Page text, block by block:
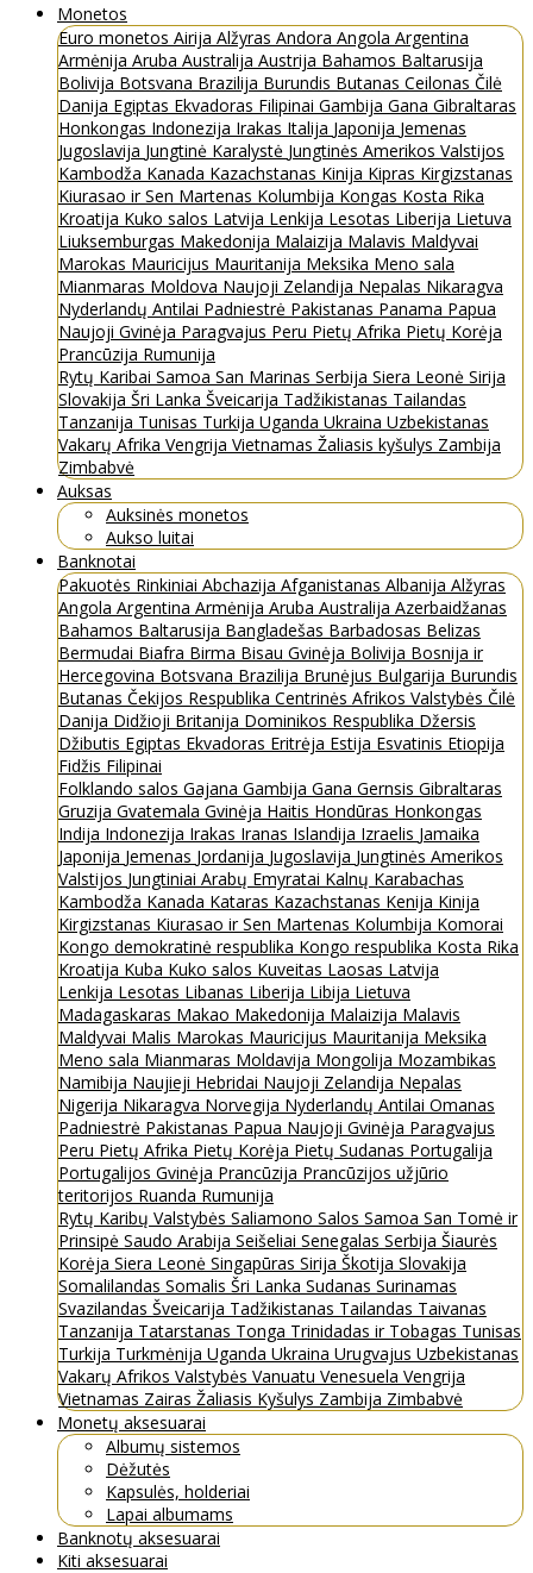
Monetos
Euro monetos Airija Alžyras Andora Angola Argentina
Armėnija Aruba Australija Austrija Bahamos Baltarusija
Bolivija Botsvana Brazilija Burundis Butanas Ceilonas Čilė
Danija Egiptas Ekvadoras Filipinai Gambija Gana Gibraltaras
Honkongas Indonezija Irakas Italija Japonija Jemenas
Jugoslavija Jungtinė Karalystė Jungtinės Amerikos Valstijos
Kambodža Kanada Kazachstanas Kinija Kipras Kirgizstanas
Kiurasao ir Sen Martenas Kolumbija Kongas Kosta Rika
Kroatija Kuko salos Latvija Lenkija Lesotas Liberija Lietuva
Liuksemburgas Makedonija Malaizija Malavis Maldyvai
Marokas Mauricijus Mauritanija Meksika Meno sala
Mianmaras Moldova Naujoji Zelandija Nepalas Nikaragva
Nyderlandų Antilai Padniestrė Pakistanas Panama Papua
Naujoji Gvinėja Paragvajus Peru Pietų Afrika Pietų Korėja
Prancūzija Rumunija
Rytų Karibai Samoa San Marinas Serbija Siera Leonė Sirija
Slovakija Šri Lanka Šveicarija Tadžikistanas Tailandas
Tanzanija Tunisas Turkija Uganda Ukraina Uzbekistanas
Vakarų Afrika Vengrija Vietnamas Žaliasis kyšulys Zambija
Zimbabvė
Auksas
Auksinės monetos
Aukso luitai
Banknotai
Pakuotės Rinkiniai Abchazija Afganistanas Albanija Alžyras
Angola Argentina Armėnija Aruba Australija Azerbaidžanas
Bahamos Baltarusija Bangladešas Barbadosas Belizas
Bermudai Biafra Birma Bisau Gvinėja Bolivija Bosnija ir
Hercegovina Botsvana Brazilija Brunėjus Bulgarija Burundis
Butanas Čekijos Respublika Centrinės Afrikos Valstybės Čilė
Danija Didžioji Britanija Dominikos Respublika Džersis
Džibutis Egiptas Ekvadoras Eritrėja Estija Esvatinis Etiopija
Fidžis Filipinai
Folklando salos Gajana Gambija Gana Gernsis Gibraltaras
Gruzija Gvatemala Gvinėja Haitis Hondūras Honkongas
Indija Indonezija Irakas Iranas Islandija Izraelis Jamaika
Japonija Jemenas Jordanija Jugoslavija Jungtinės Amerikos
Valstijos Jungtiniai Arabų Emyratai Kalnų Karabachas
Kambodža Kanada Kataras Kazachstanas Kenija Kinija
Kirgizstanas Kiurasao ir Sen Martenas Kolumbija Komorai
Kongo demokratinė respublika Kongo respublika Kosta Rika
Kroatija Kuba Kuko salos Kuveitas Laosas Latvija
Lenkija Lesotas Libanas Liberija Libija Lietuva
Madagaskaras Makao Makedonija Malaizija Malavis
Maldyvai Malis Marokas Mauricijus Mauritanija Meksika
Meno sala Mianmaras Moldavija Mongolija Mozambikas
Namibija Naujieji Hebridai Naujoji Zelandija Nepalas
Nigerija Nikaragva Norvegija Nyderlandų Antilai Omanas
Padniestrė Pakistanas Papua Naujoji Gvinėja Paragvajus
Peru Pietų Afrika Pietų Korėja Pietų Sudanas Portugalija
Portugalijos Gvinėja Prancūzija Prancūzijos užjūrio
teritorijos Ruanda Rumunija
Rytų Karibų Valstybės Saliamono Salos Samoa San Tomė ir
Prinsipė Saudo Arabija Seišeliai Senegalas Serbija Šiaurės
Korėja Siera Leonė Singapūras Sirija Škotija Slovakija
Somalilandas Somalis Šri Lanka Sudanas Surinamas
Svazilandas Šveicarija Tadžikistanas Tailandas Taivanas
Tanzanija Tatarstanas Tonga Trinidadas ir Tobagas Tunisas
Turkija Turkmėnija Uganda Ukraina Urugvajus Uzbekistanas
Vakarų Afrikos Valstybės Vanuatu Venesuela Vengrija
Vietnamas Zairas Žaliasis Kyšulys Zambija Zimbabvė
Monetų aksesuarai
Albumų sistemos
Dėžutės
Kapsulės, holderiai
Lapai albumams
Banknotų aksesuarai
Kiti aksesuarai